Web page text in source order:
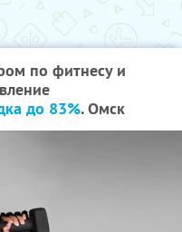
по фитнесу и
до 83%. Омск